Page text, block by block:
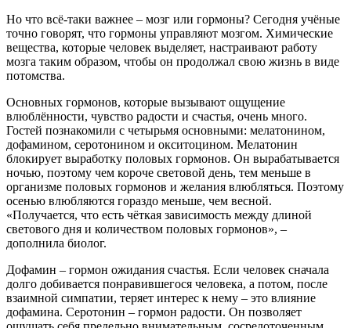
Но что всё-таки важнее – мозг или гормоны? Сегодня учёные
точно говорят, что гормоны управляют мозгом. Химические
вещества, которые человек выделяет, настраивают работу
мозга таким образом, чтобы он продолжал свою жизнь в виде
потомства.
Основных гормонов, которые вызывают ощущение
влюблённости, чувство радости и счастья, очень много.
Гостей познакомили с четырьмя основными: мелатонином,
дофамином, серотонином и окситоцином. Мелатонин
блокирует выработку половых гормонов. Он вырабатывается
ночью, поэтому чем короче световой день, тем меньше в
организме половых гормонов и желания влюбляться. Поэтому
осенью влюбляются гораздо меньше, чем весной.
«Получается, что есть чёткая зависимость между длиной
светового дня и количеством половых гормонов», –
дополнила биолог.
Дофамин – гормон ожидания счастья. Если человек сначала
долго добивается понравившегося человека, а потом, после
взаимной симпатии, теряет интерес к нему – это влияние
дофамина. Серотонин – гормон радости. Он позволяет